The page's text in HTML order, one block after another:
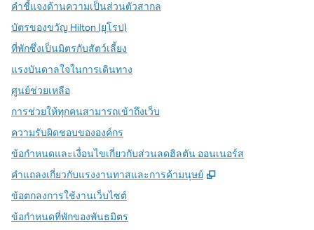
คำชี้แจงด้านความเป็นส่วนตัวสากล
บัตรของขวัญ Hilton (ยุโรป)
ที่พักซึ่งเป็นมิตรกับสัตว์เลี้ยง
แรงบันดาลใจในการเดินทาง
ศูนย์ช่วยเหลือ
การช่วยให้ทุกคนสามารถเข้าถึงเว็บ
ความรับผิดชอบขององค์กร
ข้อกำหนดและเงื่อนไขเกี่ยวกับส่วนลดฮิลตัน ออนเนอร์ส
คําแถลงเกี่ยวกับแรงงานทาสและการค้ามนุษย์
,
ข้อตกลงการใช้งานเว็บไซต์
ข้อกําหนดที่พักของพันธมิตร